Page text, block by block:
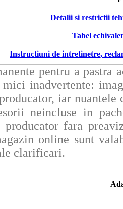
Detalii si restrictii
Tabel
Instructiuni de intretinetre,
pentru a pastra
mici inadvertente:
iar
neincluse in
fara
online sunt
clarificari.